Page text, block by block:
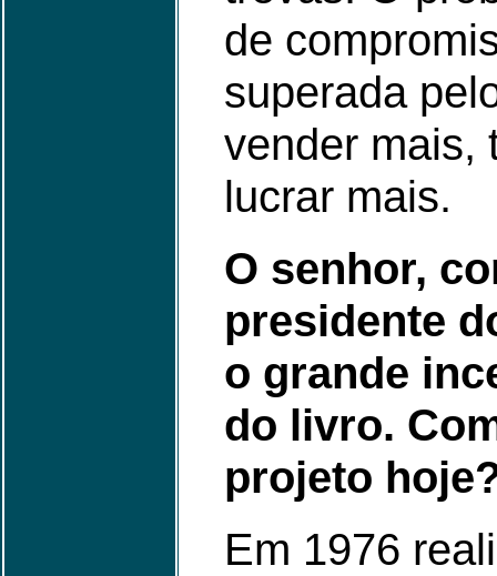
de
superada
vender mais,
lucrar mais.
O senhor,
presidente
o grande
do livro.
projeto
Em 1976